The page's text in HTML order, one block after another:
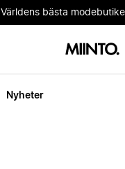
Världens bästa
Nyheter